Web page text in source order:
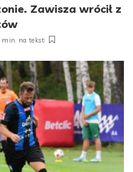
Zawisza wrócił z
min. na tekst